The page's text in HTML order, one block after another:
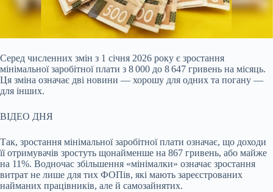
Серед численних змін з 1 січня 2026 року є зростання
мінімальної заробітної плати з 8 000 до 8 647 гривень на місяць.
Ця зміна означає дві новини — хорошу для одних та погану —
для інших.
ВІДЕО ДНЯ
Так, зростання мінімальної заробітної плати означає, що доходи
її отримувачів зростуть щонайменше на 867 гривень, або майже
на 11%. Водночас збільшення «мінімалки» означає зростання
витрат не лише для тих ФОПів, які мають зареєстрованих
найманих працівників, але й самозайнятих.